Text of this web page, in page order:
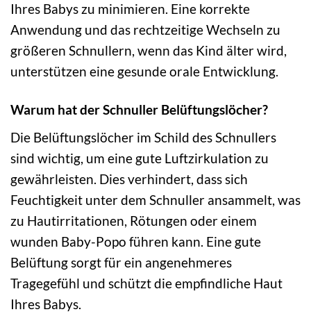
Ihres Babys zu minimieren. Eine korrekte
Anwendung und das rechtzeitige Wechseln zu
größeren Schnullern, wenn das Kind älter wird,
unterstützen eine gesunde orale Entwicklung.
Warum hat der Schnuller Belüftungslöcher?
Die Belüftungslöcher im Schild des Schnullers
sind wichtig, um eine gute Luftzirkulation zu
gewährleisten. Dies verhindert, dass sich
Feuchtigkeit unter dem Schnuller ansammelt, was
zu Hautirritationen, Rötungen oder einem
wunden Baby-Popo führen kann. Eine gute
Belüftung sorgt für ein angenehmeres
Tragegefühl und schützt die empfindliche Haut
Ihres Babys.